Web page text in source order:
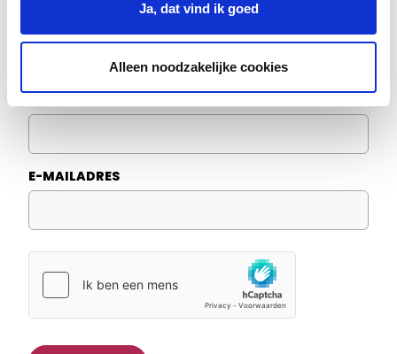
Ja, dat vind ik goed
Alleen noodzakelijke cookies
TELEFOONNUMMER
E-MAILADRES